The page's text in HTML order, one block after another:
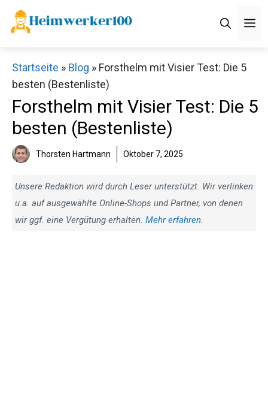
Zum
Inhalt
Startseite » Blog » Forsthelm mit Visier Test: Die 5
besten (Bestenliste)
Forsthelm mit Visier Test: Die 5
besten (Bestenliste)
Thorsten Hartmann Oktober 7, 2025
Unsere Redaktion wird durch Leser unterstützt. Wir verlinken
u.a. auf ausgewählte Online-Shops und Partner, von denen
wir ggf. eine Vergütung erhalten. Mehr erfahren.